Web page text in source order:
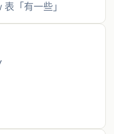
「有一些」